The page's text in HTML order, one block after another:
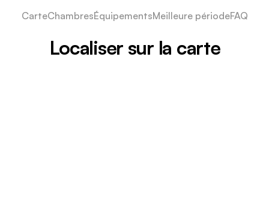
CarteChambresÉquipementsMeilleure périodeFAQ
Localiser sur la carte